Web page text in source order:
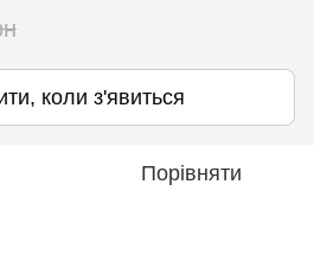
коли з'явиться
Порівняти